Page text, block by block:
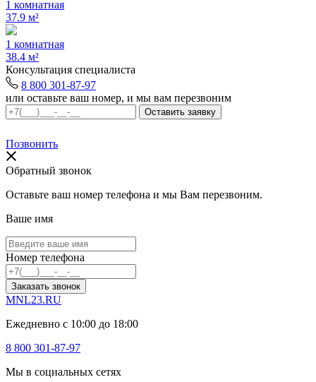
1 комнатная
37.9 м²
1 комнатная
38.4 м²
Консультация специалиста
8 800 301-87-97
или оставьте ваш номер, и мы вам перезвоним
Позвонить
Обратный звонок
Оставьте ваш номер телефона и мы Вам перезвоним.
Ваше имя
Номер телефона
Заказать звонок
MNL23.RU
Ежедневно с 10:00 до 18:00
8 800 301-87-97
Мы в социальных сетях